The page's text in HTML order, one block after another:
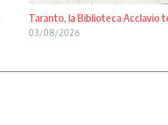
Taranto, la Biblioteca Acclavio
03/08/2026